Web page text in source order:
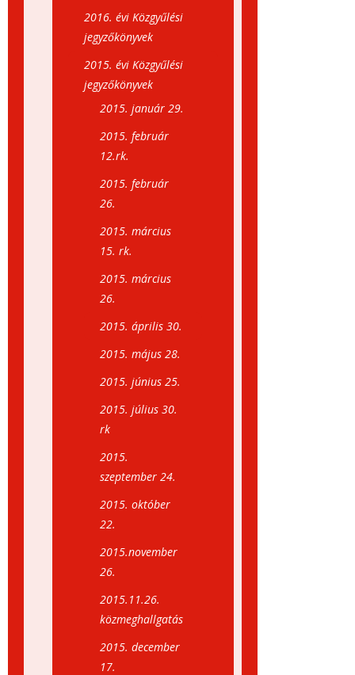
2016. évi Közgyűlési
jegyzőkönyvek
2015. évi Közgyűlési
jegyzőkönyvek
2015. január 29.
2015. február
12.rk.
2015. február
26.
2015. március
15. rk.
2015. március
26.
2015. április 30.
2015. május 28.
2015. június 25.
2015. július 30.
rk
2015.
szeptember 24.
2015. október
22.
2015.november
26.
2015.11.26.
közmeghallgatás
2015. december
17.